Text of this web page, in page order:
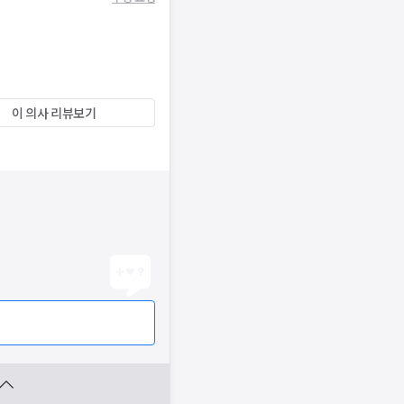
이 의사 리뷰보기